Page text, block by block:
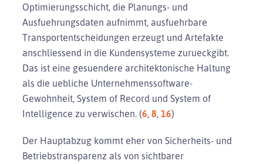
Optimierungsschicht, die Planungs- und
Ausfuehrungsdaten aufnimmt, ausfuehrbare
Transportentscheidungen erzeugt und Artefakte
anschliessend in die Kundensysteme zurueckgibt.
Das ist eine gesuendere architektonische Haltung
als die uebliche Unternehmenssoftware-
Gewohnheit, System of Record und System of
Intelligence zu verwischen. (6, 8, 16)
Der Hauptabzug kommt eher von Sicherheits- und
Betriebstransparenz als von sichtbarer